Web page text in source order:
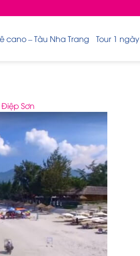
cano – Tàu Nha Trang Tour 1 ngày
Sơn